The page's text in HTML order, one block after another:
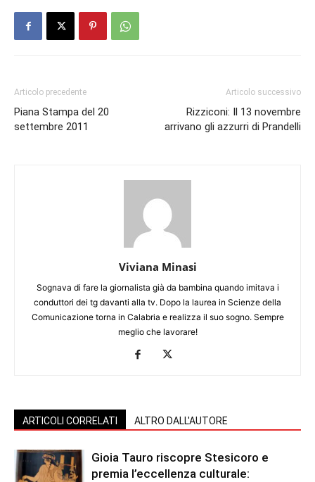
Articolo precedente
Piana Stampa del 20
settembre 2011
Articolo successivo
Rizziconi: Il 13 novembre
arrivano gli azzurri di Prandelli
Viviana Minasi
Sognava di fare la giornalista già da bambina quando imitava i
conduttori dei tg davanti alla tv. Dopo la laurea in Scienze della
Comunicazione torna in Calabria e realizza il suo sogno. Sempre
meglio che lavorare!
ARTICOLI CORRELATI ALTRO DALL'AUTORE
Gioia Tauro riscopre Stesicoro e
premia l’eccellenza culturale: